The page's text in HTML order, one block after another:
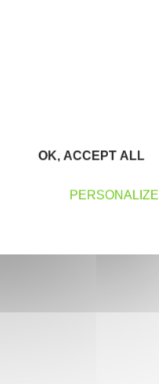
OK, ACCEPT ALL
PERSONALIZE